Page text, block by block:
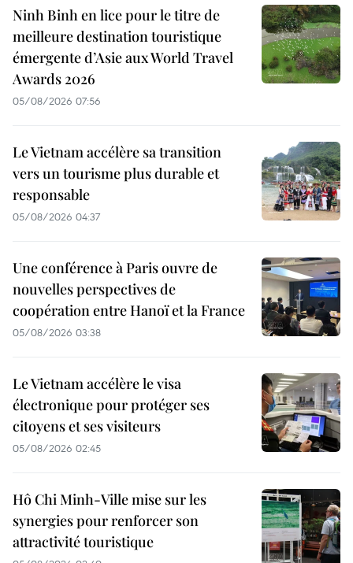
Ninh Binh en lice pour le titre de
meilleure destination touristique
émergente d’Asie aux World Travel
Awards 2026
05/08/2026 07:56
Le Vietnam accélère sa transition
vers un tourisme plus durable et
responsable
05/08/2026 04:37
Une conférence à Paris ouvre de
nouvelles perspectives de
coopération entre Hanoï et la France
05/08/2026 03:38
Le Vietnam accélère le visa
électronique pour protéger ses
citoyens et ses visiteurs
05/08/2026 02:45
Hô Chi Minh-Ville mise sur les
synergies pour renforcer son
attractivité touristique